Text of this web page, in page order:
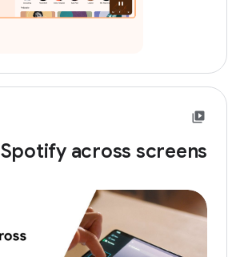
Spotify across screens